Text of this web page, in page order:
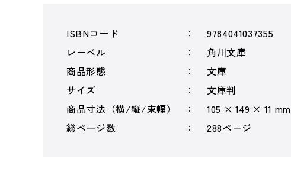
ISBNコード
9784041037355
レーベル
角川文庫
商品形態
文庫
サイズ
文庫判
商品寸法（横/縦/束幅）
105 × 149 × 11 mm
総ページ数
288ページ